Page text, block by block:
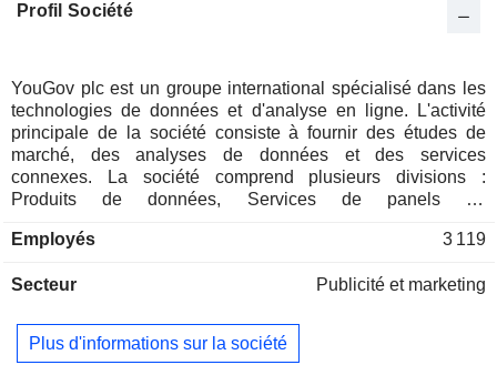
Profil Société
YouGov plc est un groupe international spécialisé dans les
technologies de données et d'analyse en ligne. L'activité
principale de la société consiste à fournir des études de
marché, des analyses de données et des services
connexes. La société comprend plusieurs divisions :
Produits de données, Services de panels de
de données regroupe ses produits de données en
division CPS fournit des données sur les achats des
Recherche propose un large éventail d’études quantitatives
et qualitatives adaptées aux besoins spécifiques des clients.
Employés 3 119
Secteur Publicité et marketing
Plus d'informations sur la société